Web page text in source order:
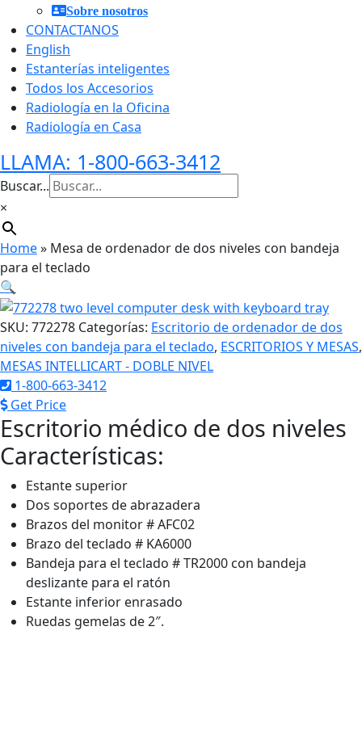
Sobre nosotros
CONTACTANOS
English
Estanterías inteligentes
Todos los Accesorios
Radiología en la Oficina
Radiología en Casa
LLAMA: 1-800-663-3412
Buscar...
×
Home» Mesa de ordenador de dos niveles con bandeja
para el teclado
🔍
SKU: 772278 Categorías: Escritorio de ordenador de dos
niveles con bandeja para el teclado, ESCRITORIOS Y MESAS,
MESAS INTELLICART - DOBLE NIVEL
1-800-663-3412
Get Price
Escritorio médico de dos niveles
Características:
Estante superior
Dos soportes de abrazadera
Brazos del monitor # AFC02
Brazo del teclado # KA6000
Bandeja para el teclado # TR2000 con bandeja
deslizante para el ratón
Estante inferior enrasado
Ruedas gemelas de 2″.